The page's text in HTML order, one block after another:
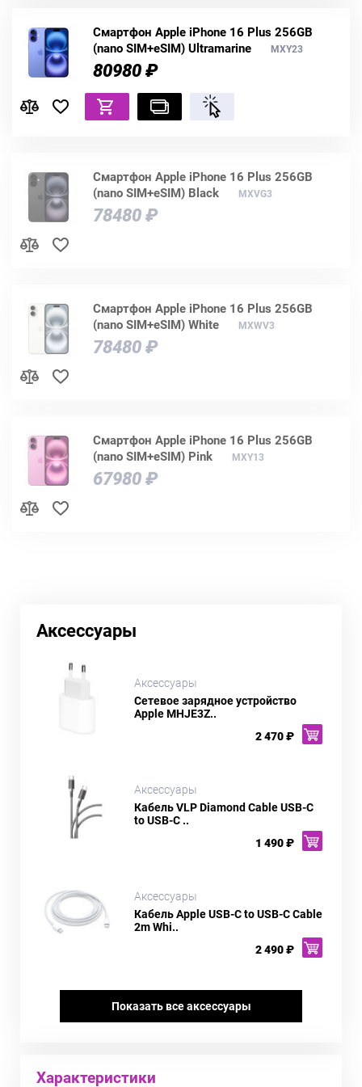
Смартфон Apple iPhone 16 Plus 256GB
(nano SIM+eSIM) Ultramarine
MXY23
80980 ₽
Смартфон Apple iPhone 16 Plus 256GB
(nano SIM+eSIM) Black
MXVG3
78480 ₽
Смартфон Apple iPhone 16 Plus 256GB
(nano SIM+eSIM) White
MXWV3
78480 ₽
Смартфон Apple iPhone 16 Plus 256GB
(nano SIM+eSIM) Pink
MXY13
67980 ₽
Аксессуары
Аксессуары
Сетевое зарядное устройство
Apple MHJE3Z..
2 470 ₽
Аксессуары
Кабель VLP Diamond Cable USB-C
to USB-C ..
1 490 ₽
Аксессуары
Кабель Apple USB-C to USB-C Cable
2m Whi..
2 490 ₽
Показать все аксессуары
Характеристики